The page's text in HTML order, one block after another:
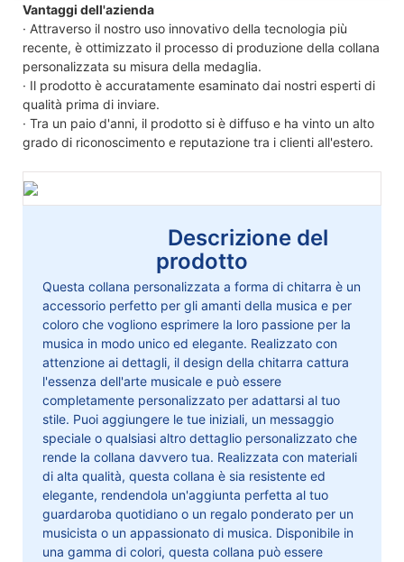
Vantaggi dell'azienda
· Attraverso il nostro uso innovativo della tecnologia più
recente, è ottimizzato il processo di produzione della collana
personalizzata su misura della medaglia.
· Il prodotto è accuratamente esaminato dai nostri esperti di
qualità prima di inviare.
· Tra un paio d'anni, il prodotto si è diffuso e ha vinto un alto
grado di riconoscimento e reputazione tra i clienti all'estero.
Descrizione del
prodotto
Questa collana personalizzata a forma di chitarra è un
accessorio perfetto per gli amanti della musica e per
coloro che vogliono esprimere la loro passione per la
musica in modo unico ed elegante. Realizzato con
attenzione ai dettagli, il design della chitarra cattura
l'essenza dell'arte musicale e può essere
completamente personalizzato per adattarsi al tuo
stile. Puoi aggiungere le tue iniziali, un messaggio
speciale o qualsiasi altro dettaglio personalizzato che
rende la collana davvero tua. Realizzata con materiali
di alta qualità, questa collana è sia resistente ed
elegante, rendendola un'aggiunta perfetta al tuo
guardaroba quotidiano o un regalo ponderato per un
musicista o un appassionato di musica. Disponibile in
una gamma di colori, questa collana può essere